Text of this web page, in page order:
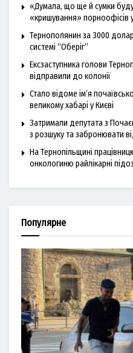
«Думала, що ще й сумки
«кришування» порноофісів
Тернополянин за 3000
системі “Оберіг”
Ексзаступника голови
відправили до колонії
Стало відоме ім’я
великому хабарі у Києві
Затримали депутата з
з розшуку та забронювати
На Тернопільщині
онкологиню райлікарні
Популярне